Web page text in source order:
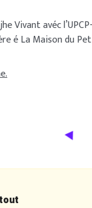
Vivant avéc
é La Maison du